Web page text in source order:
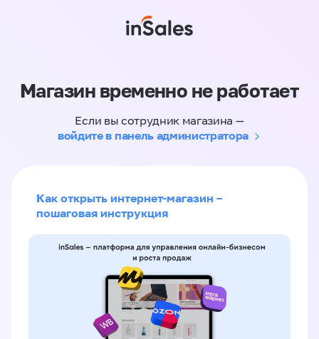
Магазин временно не работает
Если вы сотрудник магазина —
войдите в панель администратора
Как открыть интернет-магазин –
пошаговая инструкция